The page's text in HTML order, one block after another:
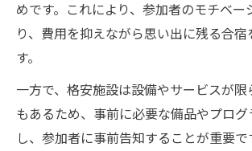
めです。これにより、参加者のモチベー
り、費用を抑えながら思い出に残る合宿
す。
一方で、格安施設は設備やサービスが
もあるため、事前に必要な備品やプロ
し、参加者に事前告知することが重要で